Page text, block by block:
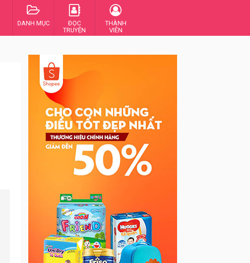
DANH MỤC
ĐỌC
TRUYỆN
THÀNH
VIÊN